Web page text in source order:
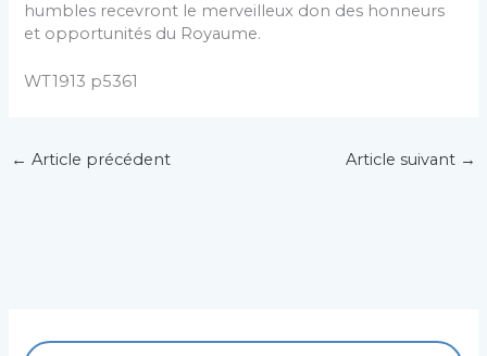
humbles recevront le merveilleux don des honneurs
et opportunités du Royaume.
WT1913 p5361
← Article précédent Article suivant →